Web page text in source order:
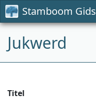
Stamboom Gids
Jukwerd
Titel